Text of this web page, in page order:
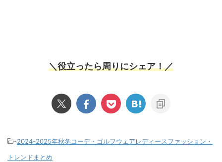
＼役立ったら周りにシェア！／
-2024-2025年秋冬コーデ・ゴルフウェアレディースファッション・
トレンドまとめ